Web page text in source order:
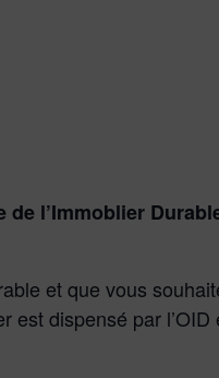
l’Immoblier
et que vous
est dispensé par